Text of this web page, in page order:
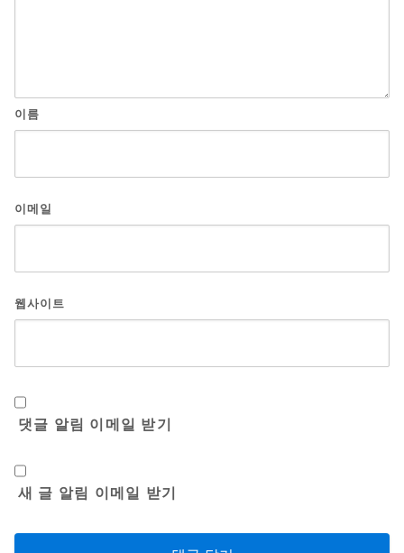
이름
이메일
웹사이트
댓글 알림 이메일 받기
새 글 알림 이메일 받기